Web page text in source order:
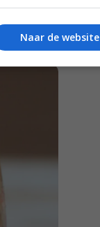
mengen
Naar de website